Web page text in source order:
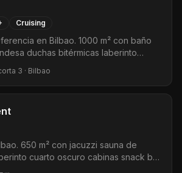
Cruising
en Bilbao. 1000 m² con baño
duchas bitérmicas laberinto
glory holes slings sala de vídeo cuarto
gratis y pub. Reparto gratuito
lubricantes. Solo hombres.
3 · Bilbao
650 m² con jacuzzi sauna de
cuarto oscuro cabinas snack bar
relajado y acogedor. Popular para